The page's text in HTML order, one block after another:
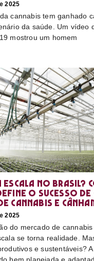
2025
cannabis tem ganhado
da saúde. Um vídeo
mostrou um homem
escala no Brasil?
o sucesso de
cannabis e
2025
do mercado de cannabis
se torna realidade.
e sustentáveis?